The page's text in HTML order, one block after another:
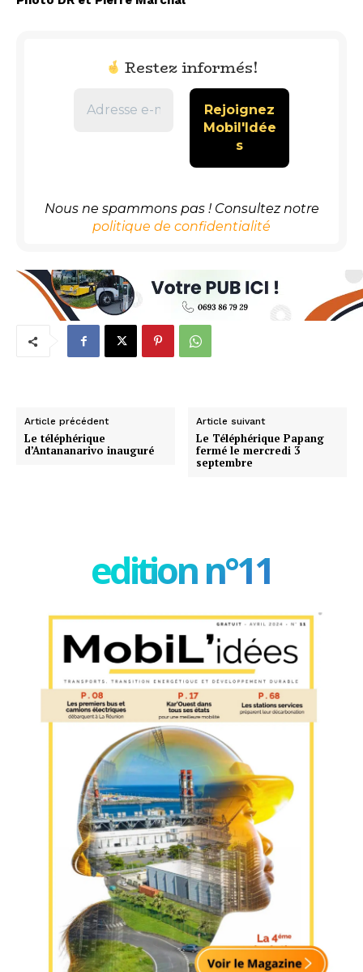
Restez informés!
Nous ne spammons pas ! Consultez notre
politique de confidentialité
Article précédent
Le téléphérique
d’Antananarivo inauguré
Article suivant
Le Téléphérique Papang
fermé le mercredi 3
septembre
edition n°11